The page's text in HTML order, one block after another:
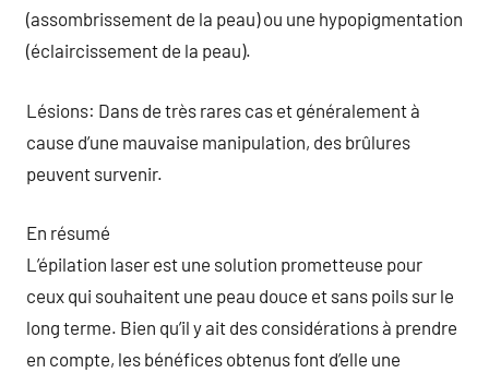
(assombrissement de la peau) ou une hypopigmentation
(éclaircissement de la peau).
Lésions: Dans de très rares cas et généralement à
cause d’une mauvaise manipulation, des brûlures
peuvent survenir.
En résumé
L’épilation laser est une solution prometteuse pour
ceux qui souhaitent une peau douce et sans poils sur le
long terme. Bien qu’il y ait des considérations à prendre
en compte, les bénéfices obtenus font d’elle une